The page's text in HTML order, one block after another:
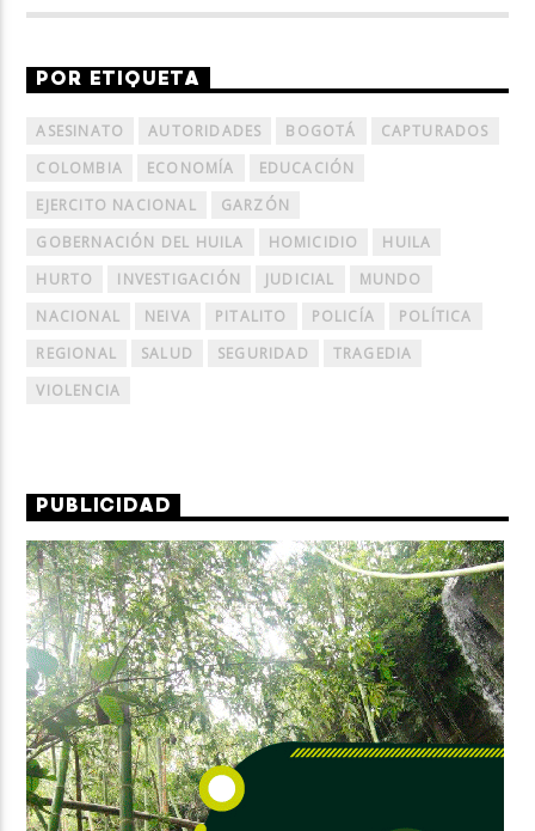
POR ETIQUETA
ASESINATO AUTORIDADES BOGOTÁ
CAPTURADOS
COLOMBIA
ECONOMÍA
EDUCACIÓN
EJERCITO NACIONAL
GARZÓN
GOBERNACIÓN DEL HUILA
HOMICIDIO
HUILA
HURTO
INVESTIGACIÓN JUDICIAL
MUNDO
NACIONAL
NEIVA PITALITO POLICÍA
POLÍTICA
REGIONAL
SALUD SEGURIDAD
TRAGEDIA
VIOLENCIA
PUBLICIDAD